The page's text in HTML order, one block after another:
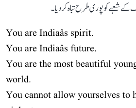
شعبے کو پوری طرح تباہ کر دیا۔
You are Indiaâs spirit.
You are Indiaâs future.
You are the most beautiful
world.
You cannot allow yourselves to